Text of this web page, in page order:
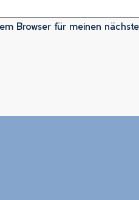
Browser für meinen